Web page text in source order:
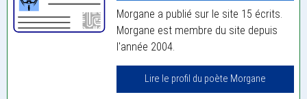
Morgane a publié sur le site 15 écrits.
Morgane est membre du site depuis
l'année 2004.
Lire le profil du poète Morgane